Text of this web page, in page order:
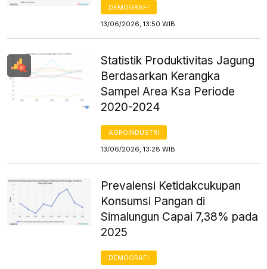
DEMOGRAFI
13/06/2026, 13:50 WIB
Statistik Produktivitas Jagung
Berdasarkan Kerangka
Sampel Area Ksa Periode
2020-2024
AGROINDUSTRI
13/06/2026, 13:28 WIB
Prevalensi Ketidakcukupan
Konsumsi Pangan di
Simalungun Capai 7,38% pada
2025
DEMOGRAFI